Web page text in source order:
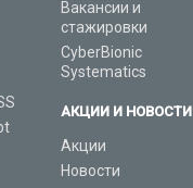
Вакансии и
стажировки
CyberBionic
Systematics
АКЦИИ И НОВОСТИ
Акции
Новости